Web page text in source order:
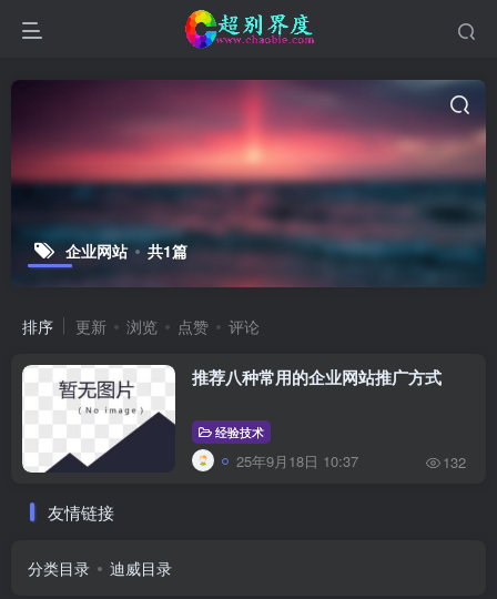
企业网站 共1篇
排序 更新 浏览 点赞 评论
推荐八种常用的企业网站推广方式
经验技术
25年9月18日 10:37 132
友情链接
分类目录 迪威目录